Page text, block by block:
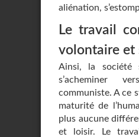
aliénation,
Le travail
volontaire et
Ainsi, la société
s’acheminer
communiste. A ce
maturité de
plus aucune
et loisir. Le